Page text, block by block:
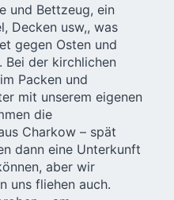
und Bettzeug, ein
Decken usw,, was
gegen Osten und
der kirchlichen
Packen und
mit unserem eigenen
die
Charkow – spät
dann eine Unterkunft
aber wir
uns fliehen auch.